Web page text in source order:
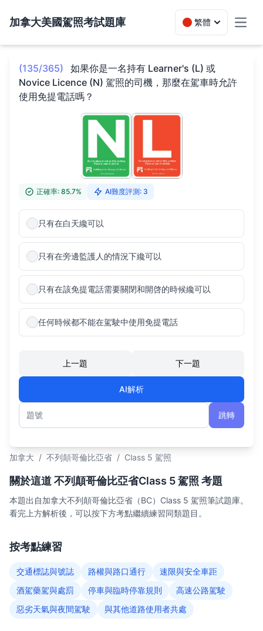
加拿大美國駕照考試題庫 繁體
(135/365)
如果你是一名持有 Learner's (L) 或
Novice Licence (N) 駕照的司機，那麼在駕車時允許
使用免提電話嗎？
正確率: 85.7% AI難度評測: 3
只有在白天纔可以
只有在旁邊監護人的情況下纔可以
只有在該免提電話需要關閉和開啓的時候纔可以
任何時候都不能在駕駛中使用免提電話
上一題 下一題
AI解析
題號
跳轉
加拿大 / 不列顛哥倫比亞省 / Class 5 駕照
關於這道 不列顛哥倫比亞省Class 5 駕照 考題
本題出自加拿大不列顛哥倫比亞省（BC）Class 5 駕照筆試題庫。
看完上方解析後，可以按下方考點繼續練習同類題目。
按考點練習
交通標誌與號誌 路權與路口通行
速限與安全車距
酒駕藥駕與處罰
停車與臨時停靠規則
高速公路駕駛
惡劣天氣與夜間駕駛
與其他道路使用者共處